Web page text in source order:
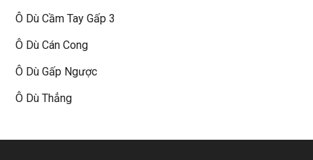
Ô Dù Cầm Tay Gấp 3
Ô Dù Cán Cong
Ô Dù Gấp Ngược
Ô Dù Thẳng